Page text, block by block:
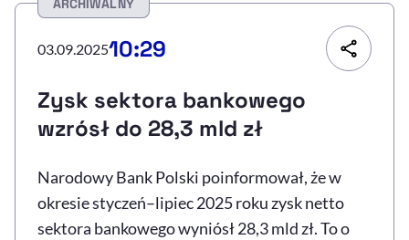
ARCHIWALNY
03.09.202510:29
Zysk sektora bankowego
wzrósł do 28,3 mld zł
Narodowy Bank Polski poinformował, że w
okresie styczeń–lipiec 2025 roku zysk netto
sektora bankowego wyniósł 28,3 mld zł. To o